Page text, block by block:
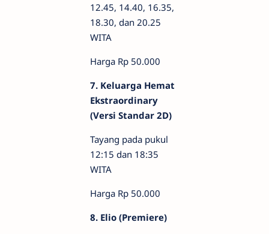
12.45, 14.40, 16.35,
18.30, dan 20.25
WITA
Harga Rp 50.000
7. Keluarga Hemat
Ekstraordinary
(Versi Standar 2D)
Tayang pada pukul
12:15 dan 18:35
WITA
Harga Rp 50.000
8. Elio (Premiere)